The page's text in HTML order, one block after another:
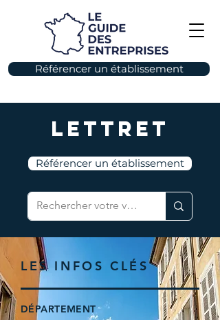
Référencer un établissement
Lettret
Référencer un établissement
LES INFOS CLÉS
DÉPARTEMENT